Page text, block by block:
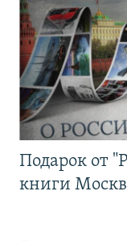
Подарок от
книги